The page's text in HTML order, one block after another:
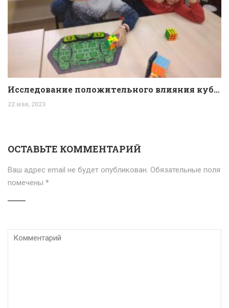
Исследование положительного влияния кубика Рубика на когнитивные способности детей.
22 мая, 2023
ОСТАВЬТЕ КОММЕНТАРИЙ
Ваш адрес email не будет опубликован. Обязательные поля
помечены *